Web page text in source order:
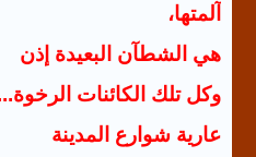
آلمتها،
هي الشطآن البعيدة إذن
وكل تلك الكائنات
عارية شوارع المدينة